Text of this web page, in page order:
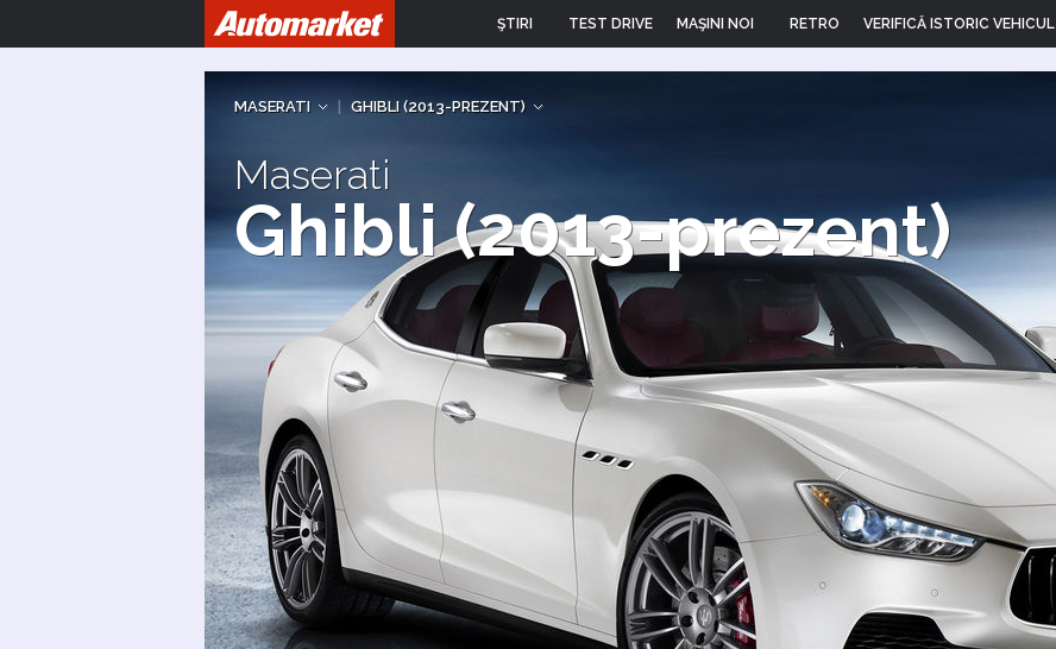
ŞTIRI TEST DRIVE MAŞINI NOI RETRO VERIFICĂ ISTORIC VEHICUL
MASERATI GHIBLI (2013-PREZENT)
Maserati
Ghibli (2013-prezent)